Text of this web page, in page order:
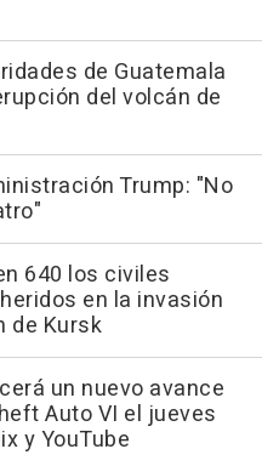
de Guatemala
del volcán de
Trump: "No
640 los civiles
en la invasión
de Kursk
un nuevo avance
Auto VI el jueves
y YouTube